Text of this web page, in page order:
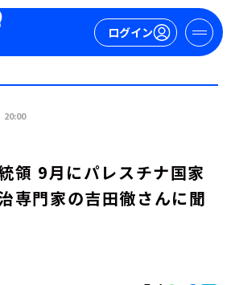
ログイン
20:00
領 9月にパレスチナ国家
専門家の吉田徹さんに聞